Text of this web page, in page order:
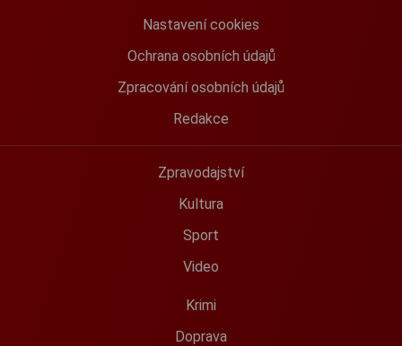
Nastavení cookies
Ochrana osobních údajů
Zpracování osobních údajů
Redakce
Zpravodajství
Kultura
Sport
Video
Krimi
Doprava